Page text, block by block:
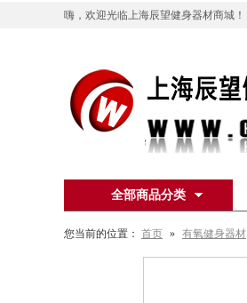
嗨，欢迎光临上海辰望健身器材商城！
全部商品分类
您当前的位置： 首页 » 有氧健身器材